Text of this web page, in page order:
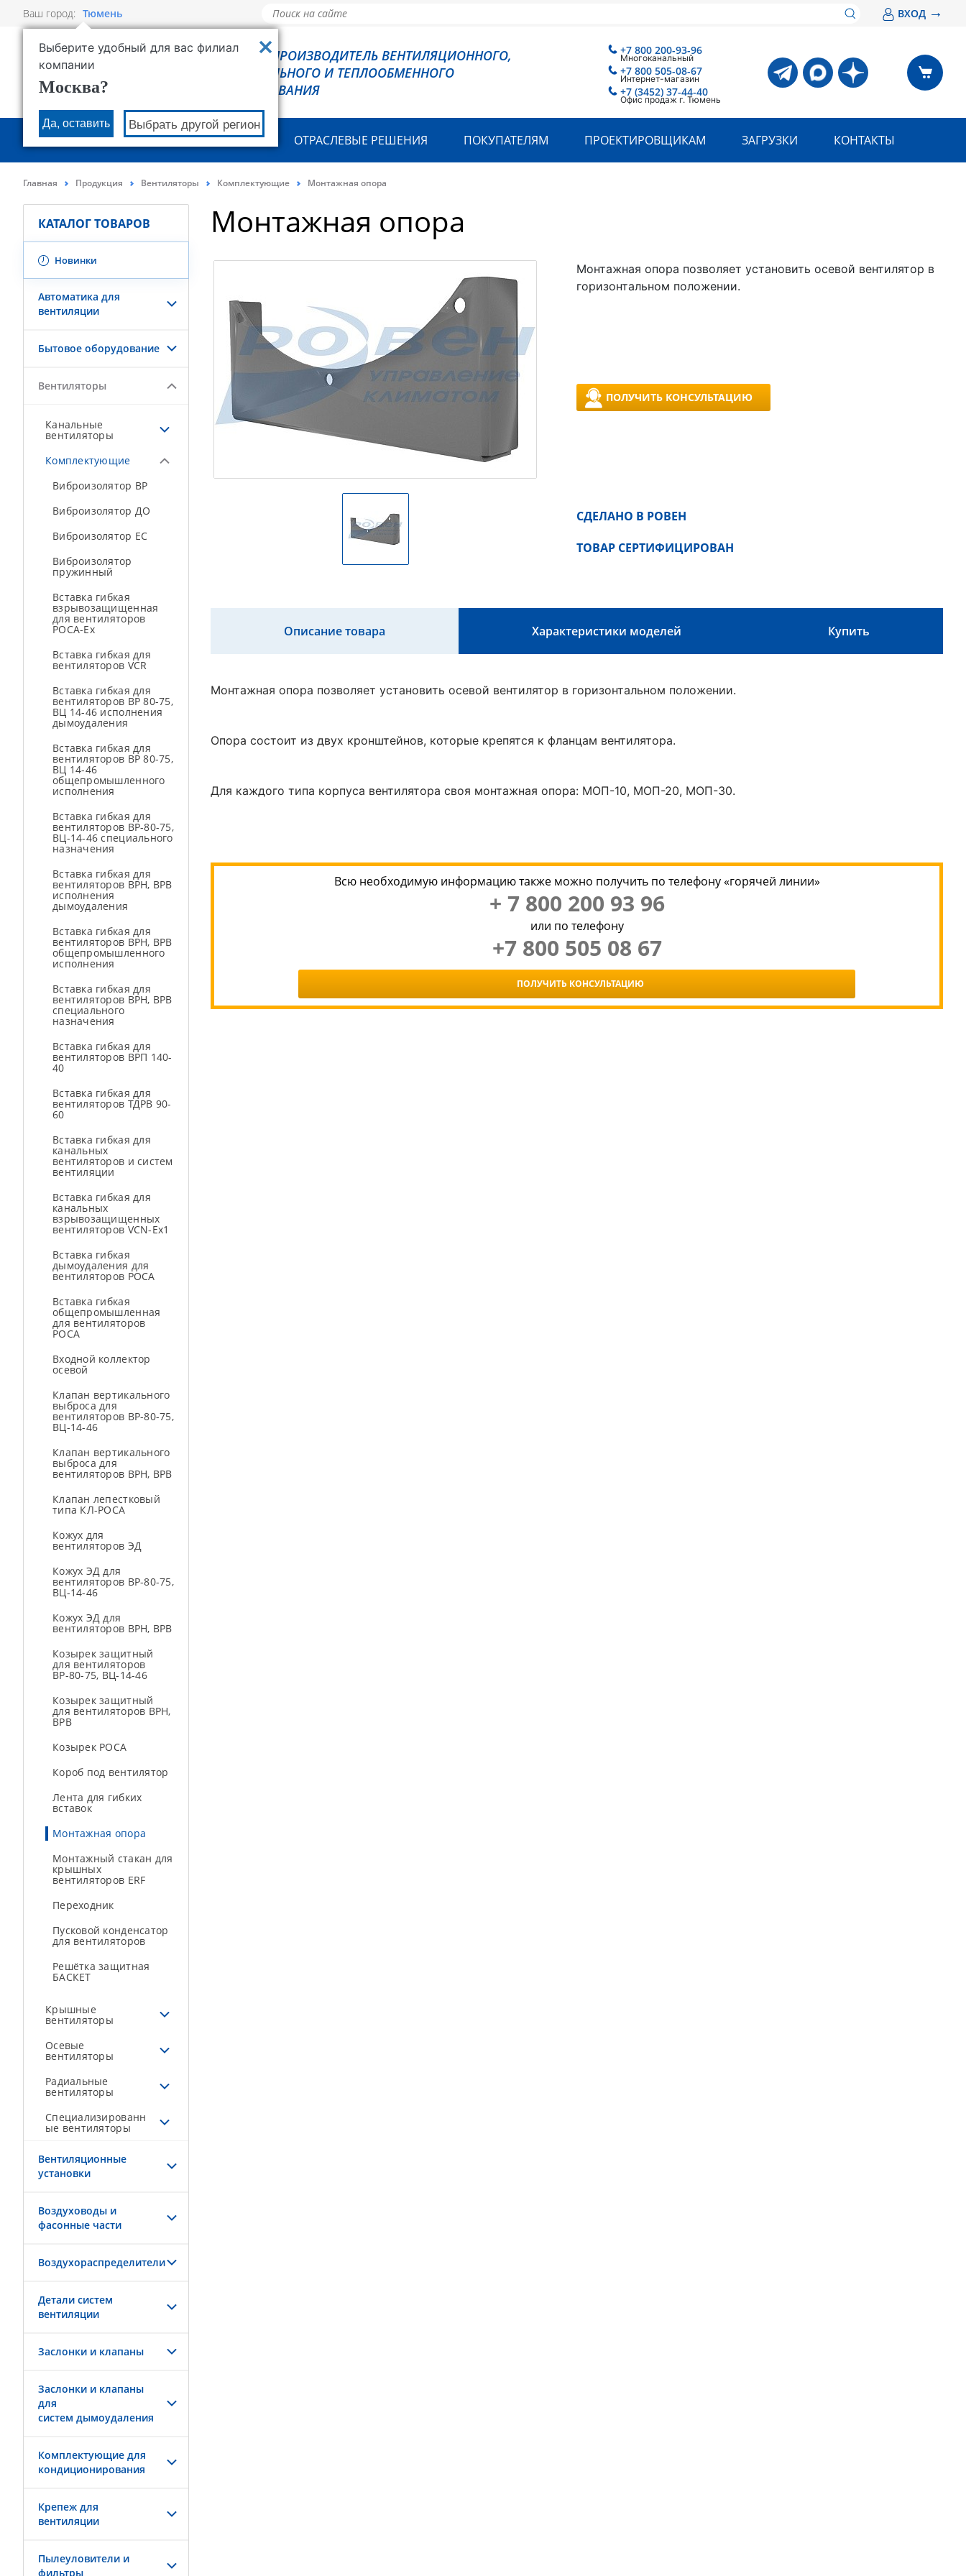
Ваш город: Тюмень
Выберите удобный для вас филиал
компании
Москва?
Да, оставить Выбрать другой регион
ВХОД →
РОВЕН - ПРОИЗВОДИТЕЛЬ ВЕНТИЛЯЦИОННОГО,
ХОЛОДИЛЬНОГО И ТЕПЛООБМЕННОГО
ОБОРУДОВАНИЯ
+7 800 200-93-96
Многоканальный
+7 800 505-08-67
Интернет-магазин
+7 (3452) 37-44-40
Офис продаж г. Тюмень
О КОМПАНИИ ПРОДУКЦИЯ ОТРАСЛЕВЫЕ РЕШЕНИЯ ПОКУПАТЕЛЯМ ПРОЕКТИРОВЩИКАМ ЗАГРУЗКИ КОНТАКТЫ
Главная Продукция Вентиляторы Комплектующие Монтажная опора
КАТАЛОГ ТОВАРОВ
Новинки
Автоматика для
вентиляции
Бытовое оборудование
Вентиляторы
Канальные
вентиляторы
Комплектующие
Виброизолятор ВР
Виброизолятор ДО
Виброизолятор ЕС
Виброизолятор
пружинный
Вставка гибкая
взрывозащищенная
для вентиляторов
РОСА-Ex
Вставка гибкая для
вентиляторов VCR
Вставка гибкая для
вентиляторов ВР 80-75,
ВЦ 14-46 исполнения
дымоудаления
Вставка гибкая для
вентиляторов ВР 80-75,
ВЦ 14-46
общепромышленного
исполнения
Вставка гибкая для
вентиляторов ВР-80-75,
ВЦ-14-46 специального
назначения
Вставка гибкая для
вентиляторов ВРН, ВРВ
исполнения
дымоудаления
Вставка гибкая для
вентиляторов ВРН, ВРВ
общепромышленного
исполнения
Вставка гибкая для
вентиляторов ВРН, ВРВ
специального
назначения
Вставка гибкая для
вентиляторов ВРП 140-
40
Вставка гибкая для
вентиляторов ТДРВ 90-
60
Вставка гибкая для
канальных
вентиляторов и систем
вентиляции
Вставка гибкая для
канальных
взрывозащищенных
вентиляторов VCN-Ex1
Вставка гибкая
дымоудаления для
вентиляторов РОСА
Вставка гибкая
общепромышленная
для вентиляторов
РОСА
Входной коллектор
осевой
Клапан вертикального
выброса для
вентиляторов ВР-80-75,
ВЦ-14-46
Клапан вертикального
выброса для
вентиляторов ВРН, ВРВ
Клапан лепестковый
типа КЛ-РОСА
Кожух для
вентиляторов ЭД
Кожух ЭД для
вентиляторов ВР-80-75,
ВЦ-14-46
Кожух ЭД для
вентиляторов ВРН, ВРВ
Козырек защитный
для вентиляторов
ВР-80-75, ВЦ-14-46
Козырек защитный
для вентиляторов ВРН,
ВРВ
Козырек РОСА
Короб под вентилятор
Лента для гибких
вставок
Монтажная опора
Монтажный стакан для
крышных
вентиляторов ERF
Переходник
Пусковой конденсатор
для вентиляторов
Решётка защитная
БАСКЕТ
Крышные
вентиляторы
Осевые
вентиляторы
Радиальные
вентиляторы
Специализированн
ые вентиляторы
Вентиляционные
установки
Воздуховоды и
фасонные части
Воздухораспределители
Детали систем
вентиляции
Заслонки и клапаны
Заслонки и клапаны
для
систем дымоудаления
Комплектующие для
кондиционирования
Крепеж для
вентиляции
Пылеуловители и
фильтры
Монтажная опора
Монтажная опора позволяет установить осевой вентилятор в
горизонтальном положении.
ПОЛУЧИТЬ КОНСУЛЬТАЦИЮ
СДЕЛАНО В РОВЕН
ТОВАР СЕРТИФИЦИРОВАН
Описание товара Характеристики моделей Купить
Монтажная опора позволяет установить осевой вентилятор в горизонтальном положении.
Опора состоит из двух кронштейнов, которые крепятся к фланцам вентилятора.
Для каждого типа корпуса вентилятора своя монтажная опора: МОП-10, МОП-20, МОП-30.
Всю необходимую информацию также можно получить по телефону «горячей линии»
+ 7 800 200 93 96
или по телефону
+7 800 505 08 67
ПОЛУЧИТЬ КОНСУЛЬТАЦИЮ